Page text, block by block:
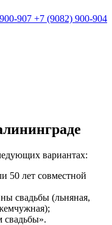
900-907 +7 (9082) 900-904
вариантах:
50 лет совместной
свадьбы (льняная,
свадьбы».